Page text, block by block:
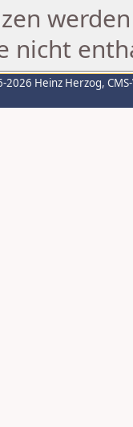
nicht
2026 Heinz Herzog,